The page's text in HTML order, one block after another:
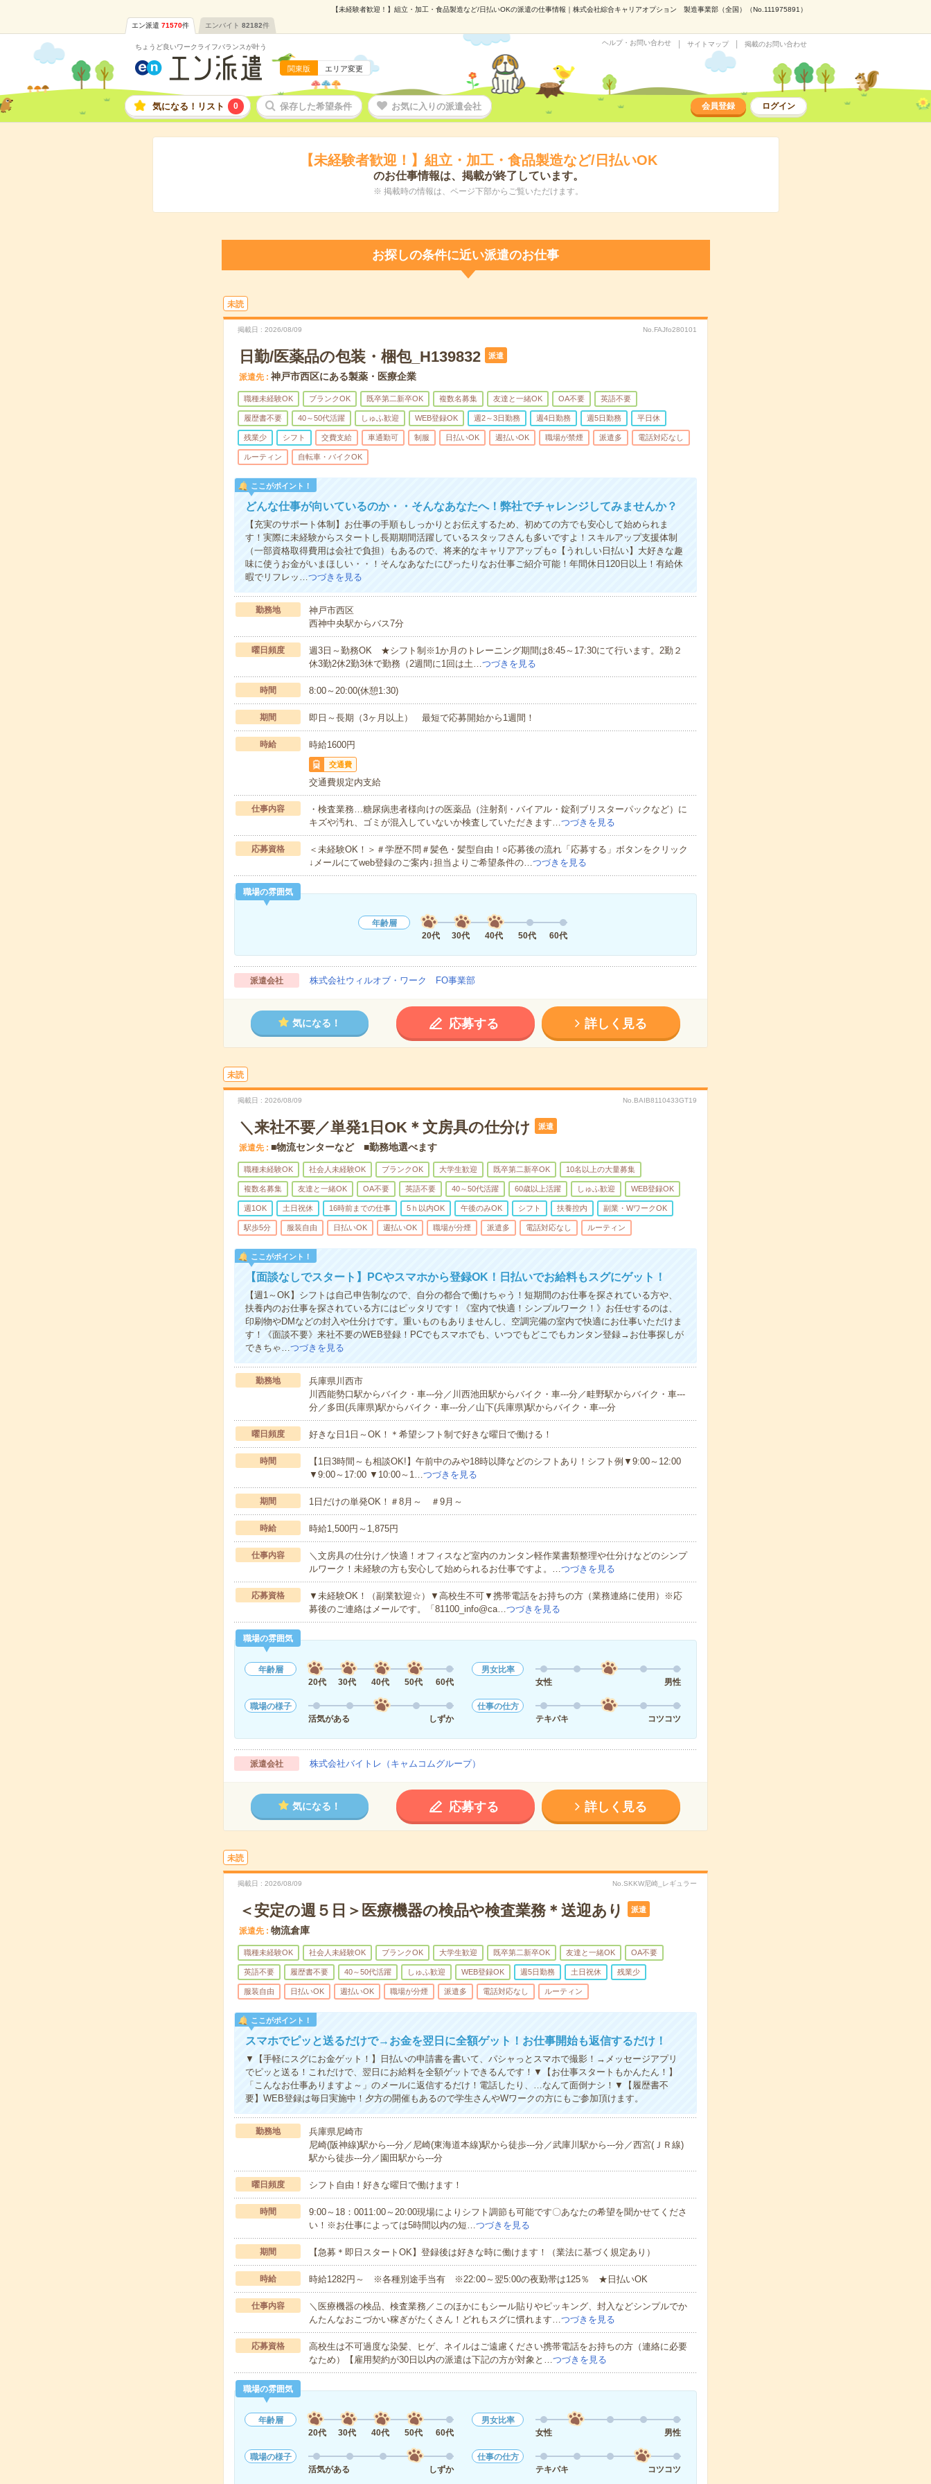
【未経験者歓迎！】組立・加工・食品製造など/日払いOKの派遣の仕事情報｜株式会社綜合キャリアオプション 製造事業部（全国）（No.111975891）
エン派遣 71570件 エンバイト 82182件
ちょうど良いワークライフバランスが叶う
関東版 エリア変更
ヘルプ・お問い合わせ サイトマップ 掲載のお問い合わせ
気になる！リスト 0 保存した希望条件 お気に入りの派遣会社 会員登録 ログイン
【未経験者歓迎！】組立・加工・食品製造など/日払いOK
のお仕事情報は、掲載が終了しています。
※ 掲載時の情報は、ページ下部からご覧いただけます。
お探しの条件に近い派遣のお仕事
未読
掲載日 2026/08/09 No.FAJfo280101
日勤/医薬品の包装・梱包_H139832 派遣
派遣先 神戸市西区にある製薬・医療企業
職種未経験OK ブランクOK 既卒第二新卒OK 複数名募集 友達と一緒OK OA不要 英語不要
履歴書不要 40～50代活躍 しゅふ歓迎 WEB登録OK 週2～3日勤務 週4日勤務 週5日勤務 平日休
残業少 シフト 交費支給 車通勤可 制服 日払いOK 週払いOK 職場が禁煙 派遣多 電話対応なし
ルーティン 自転車・バイクOK
ここがポイント！
どんな仕事が向いているのか・・そんなあなたへ！弊社でチャレンジしてみませんか？
【充実のサポート体制】お仕事の手順もしっかりとお伝えするため、初めての方でも安心して始められま
す！実際に未経験からスタートし長期期間活躍しているスタッフさんも多いですよ！スキルアップ支援体制
（一部資格取得費用は会社で負担）もあるので、将来的なキャリアアップも○【うれしい日払い】大好きな趣
味に使うお金がいまほしい・・！そんなあなたにぴったりなお仕事ご紹介可能！年間休日120日以上！有給休
暇でリフレッ…つづきを見る
勤務地
神戸市西区
西神中央駅からバス7分
曜日頻度
週3日～勤務OK ★シフト制※1か月のトレーニング期間は8:45～17:30にて行います。2勤２
休3勤2休2勤3休で勤務（2週間に1回は土…つづきを見る
時間 8:00～20:00(休憩1:30)
期間 即日～長期（3ヶ月以上） 最短で応募開始から1週間！
時給 時給1600円
交通費
交通費規定内支給
仕事内容
・検査業務…糖尿病患者様向けの医薬品（注射剤・バイアル・錠剤ブリスターパックなど）に
キズや汚れ、ゴミが混入していないか検査していただきます…つづきを見る
応募資格
＜未経験OK！＞＃学歴不問＃髪色・髪型自由！○応募後の流れ「応募する」ボタンをクリック
↓メールにてweb登録のご案内↓担当よりご希望条件の…つづきを見る
職場の雰囲気
年齢層
20代
30代 40代 50代 60代
派遣会社 株式会社ウィルオブ・ワーク FO事業部
気になる！ 応募する 詳しく見る
未読
掲載日 2026/08/09 No.BAIB8110433GT19
＼来社不要／単発1日OK＊文房具の仕分け 派遣
派遣先 ■物流センターなど ■勤務地選べます
職種未経験OK 社会人未経験OK ブランクOK 大学生歓迎 既卒第二新卒OK 10名以上の大量募集
複数名募集 友達と一緒OK OA不要 英語不要 40～50代活躍 60歳以上活躍 しゅふ歓迎 WEB登録OK
週1OK 土日祝休 16時前までの仕事 5ｈ以内OK 午後のみOK シフト 扶養控内 副業・WワークOK
駅歩5分 服装自由 日払いOK 週払いOK 職場が分煙 派遣多 電話対応なし ルーティン
ここがポイント！
【面談なしでスタート】PCやスマホから登録OK！日払いでお給料もスグにゲット！
【週1～OK】シフトは自己申告制なので、自分の都合で働けちゃう！短期間のお仕事を探されている方や、
扶養内のお仕事を探されている方にはピッタリです！《室内で快適！シンプルワーク！》お任せするのは、
印刷物やDMなどの封入や仕分けです。重いものもありませんし、空調完備の室内で快適にお仕事いただけま
す！《面談不要》来社不要のWEB登録！PCでもスマホでも、いつでもどこでもカンタン登録→お仕事探しが
できちゃ…つづきを見る
勤務地
兵庫県川西市
川西能勢口駅からバイク・車---分／川西池田駅からバイク・車---分／畦野駅からバイク・車---
分／多田(兵庫県)駅からバイク・車---分／山下(兵庫県)駅からバイク・車---分
曜日頻度 好きな日1日～OK！＊希望シフト制で好きな曜日で働ける！
時間
【1日3時間～も相談OK!】午前中のみや18時以降などのシフトあり！シフト例▼9:00～12:00
▼9:00～17:00 ▼10:00～1…つづきを見る
期間 1日だけの単発OK！＃8月～ ＃9月～
時給 時給1,500円～1,875円
仕事内容
＼文房具の仕分け／快適！オフィスなど室内のカンタン軽作業書類整理や仕分けなどのシンプ
ルワーク！未経験の方も安心して始められるお仕事ですよ。…つづきを見る
応募資格
▼未経験OK！（副業歓迎☆）▼高校生不可▼携帯電話をお持ちの方（業務連絡に使用）※応
募後のご連絡はメールです。「81100_info@ca…つづきを見る
職場の雰囲気
年齢層
20代
30代 40代 50代 60代
男女比率
女性
男性
職場の様子
活気がある
しずか
仕事の仕方
テキパキ
コツコツ
派遣会社 株式会社バイトレ（キャムコムグループ）
気になる！ 応募する 詳しく見る
未読
掲載日 2026/08/09 No.SKKW尼崎_レギュラー
＜安定の週５日＞医療機器の検品や検査業務＊送迎あり 派遣
派遣先 物流倉庫
職種未経験OK 社会人未経験OK ブランクOK 大学生歓迎 既卒第二新卒OK 友達と一緒OK OA不要
英語不要 履歴書不要 40～50代活躍 しゅふ歓迎 WEB登録OK 週5日勤務 土日祝休 残業少
服装自由 日払いOK 週払いOK 職場が分煙 派遣多 電話対応なし ルーティン
ここがポイント！
スマホでピッと送るだけで→お金を翌日に全額ゲット！お仕事開始も返信するだけ！
▼【手軽にスグにお金ゲット！】日払いの申請書を書いて、パシャっとスマホで撮影！→メッセージアプリ
でピッと送る！これだけで、翌日にお給料を全額ゲットできるんです！▼【お仕事スタートもかんたん！】
「こんなお仕事ありますよ～」のメールに返信するだけ！電話したり、…なんて面倒ナシ！▼【履歴書不
要】WEB登録は毎日実施中！夕方の開催もあるので学生さんやWワークの方にもご参加頂けます。
勤務地
兵庫県尼崎市
尼崎(阪神線)駅から---分／尼崎(東海道本線)駅から徒歩---分／武庫川駅から---分／西宮(ＪＲ線)
駅から徒歩---分／園田駅から---分
曜日頻度 シフト自由！好きな曜日で働けます！
時間
9:00～18：0011:00～20:00現場によりシフト調節も可能です〇あなたの希望を聞かせてくださ
い！※お仕事によっては5時間以内の短…つづきを見る
期間 【急募＊即日スタートOK】登録後は好きな時に働けます！（業法に基づく規定あり）
時給 時給1282円～ ※各種別途手当有 ※22:00～翌5:00の夜勤帯は125％ ★日払いOK
仕事内容
＼医療機器の検品、検査業務／このほかにもシール貼りやピッキング、封入などシンプルでか
んたんなおこづかい稼ぎがたくさん！どれもスグに慣れます…つづきを見る
応募資格
高校生は不可過度な染髪、ヒゲ、ネイルはご遠慮ください携帯電話をお持ちの方（連絡に必要
なため）【雇用契約が30日以内の派遣は下記の方が対象と…つづきを見る
職場の雰囲気
年齢層
20代
30代 40代 50代 60代
男女比率
女性
男性
職場の様子
活気がある
しずか
仕事の仕方
テキパキ
コツコツ